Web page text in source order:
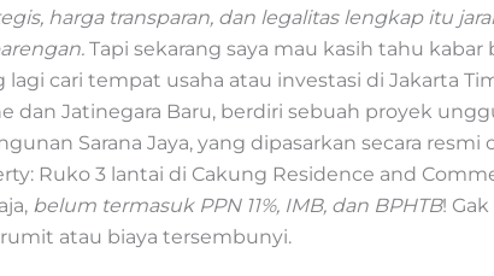
harga transparan, dan legalitas lengkap itu
Tapi sekarang saya mau kasih tahu kabar
cari tempat usaha atau investasi di Jakarta
dan Jatinegara Baru, berdiri sebuah proyek
Sarana Jaya, yang dipasarkan secara resmi
Ruko 3 lantai di Cakung Residence and
belum termasuk PPN 11%, IMB, dan BPHTB!
atau biaya tersembunyi.